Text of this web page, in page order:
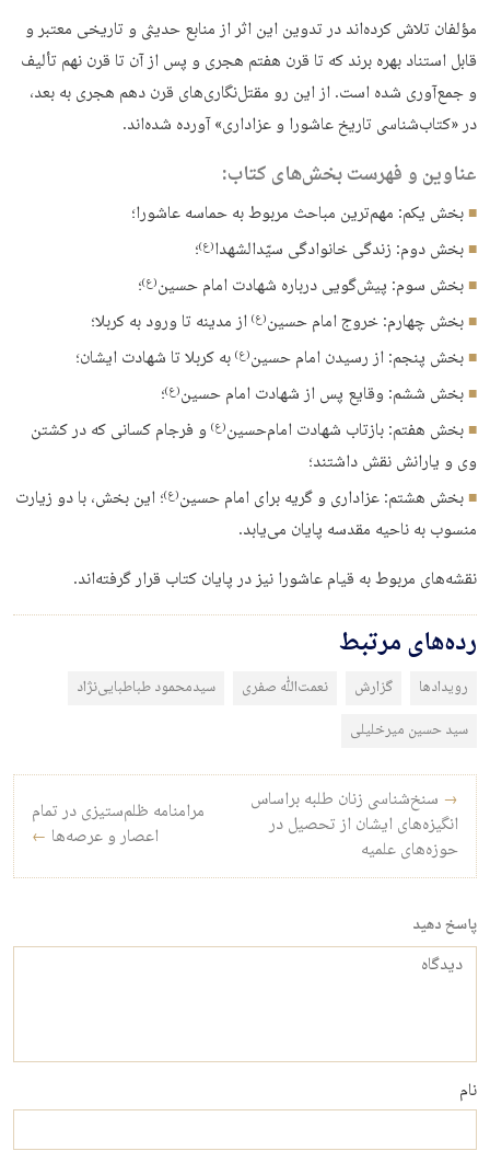
مؤلفان تلاش کرده‌اند در تدوین این اثر از منابع حديثى و تاريخى معتبر و
قابل استناد بهره برند که تا قرن هفتم هجرى و پس از آن تا قرن نهم تألیف
و جمع‌آوری شده است. از این رو مقتل‏‌نگارى‌‏هاى قرن دهم هجرى به بعد،
در «كتاب‏‌شناسى تاريخ عاشورا و عزادارى» آورده شده‌اند.
عناوین و فهرست بخش‌های کتاب:
بخش يكم: مهم‌‏ترين مباحث مربوط به حماسه عاشورا؛
بخش دوم: زندگى خانوادگى سيّدالشهدا(ع)؛‏
بخش سوم: پيش‌گويى درباره شهادت امام حسين(ع)؛‏
بخش چهارم: خروج امام حسين(ع) از مدينه تا ورود به كربلا؛
بخش پنجم: از رسيدن امام حسين(ع) به كربلا تا شهادت ايشان‏؛
بخش ششم: وقايع پس از شهادت امام حسين(ع)؛‏
بخش هفتم: بازتاب شهادت ‏امام‌‏حسين(ع) و فرجام كسانى كه در كشتن
‏وی و يارانش نقش داشتند؛
بخش هشتم: عزادارى و گريه براى امام حسين(ع)؛‏ اين بخش، با دو زيارت
منسوب به ناحيه مقدسه پايان مى‌‏يابد.
نقشه‌‏هاى مربوط به قيام عاشورا نيز در پايان كتاب قرار گرفته‏‌اند.
رده‌های مرتبط
رویدادها گزارش نعمت‌الله صفری
سیدمحمود طباطبایی‌نژاد
سید حسین میرخلیلی
راه‌بری نوشته
→ سنخ‌شناسی زنان طلبه براساس
انگیزه‌‌های ایشان از تحصیل در
حوزه‌های علمیه
مرامنامه‌ ظلم‌ستیزی در تمام
اعصار و عرصه‌ها ←
پاسخ دهید
دیدگاه
نام